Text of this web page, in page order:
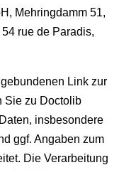
Mehringdamm 51,
rue de Paradis,
Link zur
Sie zu Doctolib
insbesondere
ggf. Angaben zum
Die Verarbeitung